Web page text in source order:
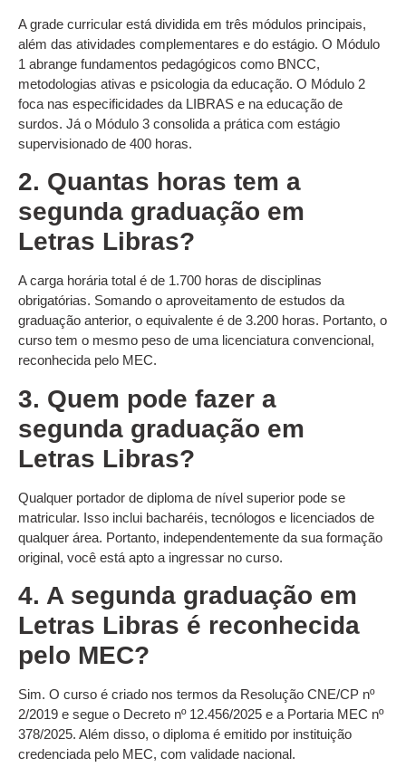
A grade curricular está dividida em três módulos principais,
além das atividades complementares e do estágio. O Módulo
1 abrange fundamentos pedagógicos como BNCC,
metodologias ativas e psicologia da educação. O Módulo 2
foca nas especificidades da LIBRAS e na educação de
surdos. Já o Módulo 3 consolida a prática com estágio
supervisionado de 400 horas.
2. Quantas horas tem a
segunda graduação em
Letras Libras?
A carga horária total é de 1.700 horas de disciplinas
obrigatórias. Somando o aproveitamento de estudos da
graduação anterior, o equivalente é de 3.200 horas. Portanto, o
curso tem o mesmo peso de uma licenciatura convencional,
reconhecida pelo MEC.
3. Quem pode fazer a
segunda graduação em
Letras Libras?
Qualquer portador de diploma de nível superior pode se
matricular. Isso inclui bacharéis, tecnólogos e licenciados de
qualquer área. Portanto, independentemente da sua formação
original, você está apto a ingressar no curso.
4. A segunda graduação em
Letras Libras é reconhecida
pelo MEC?
Sim. O curso é criado nos termos da Resolução CNE/CP nº
2/2019 e segue o Decreto nº 12.456/2025 e a Portaria MEC nº
378/2025. Além disso, o diploma é emitido por instituição
credenciada pelo MEC, com validade nacional.